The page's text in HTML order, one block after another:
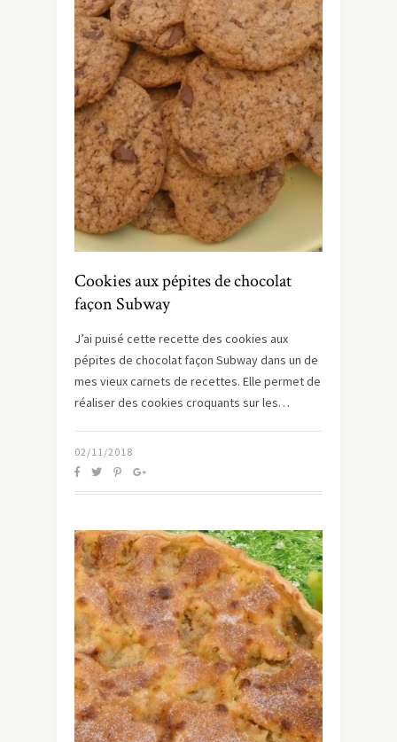
Cookies aux pépites de chocolat
façon Subway
J’ai puisé cette recette des cookies aux
pépites de chocolat façon Subway dans un de
mes vieux carnets de recettes. Elle permet de
réaliser des cookies croquants sur les…
02/11/2018